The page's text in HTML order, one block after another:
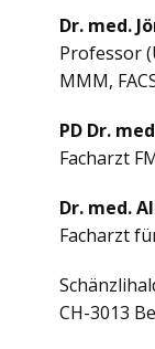
Dr. med.
Professor
MMM,
PD Dr.
Facharzt
Dr. med.
Facharzt
CH-3013